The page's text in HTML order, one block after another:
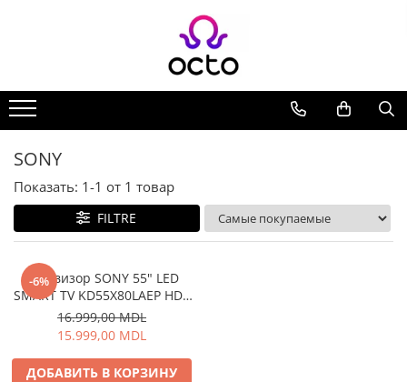
Компьютеры
Настольный ПК
Комплектующие ПК
Хранение данных
Ноутбуки
Аксессуары для Ноутбуков
Планшеты
Планшеты
Дом и Сад
SONY
Показать: 1-1 от 1 товар
FILTRE
-6%
Tелевизор SONY 55" LED
SMART TV KD55X80LAEP HDR
4K 3840x2160 Google TV
Чёрный
16.999,00 MDL
15.999,00 MDL
ДОБАВИТЬ В КОРЗИНУ